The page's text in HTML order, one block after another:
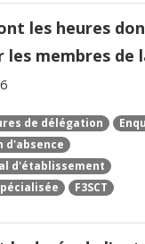
les heures
membres de
de délégation
d'absence
d'établissement
F3SCT